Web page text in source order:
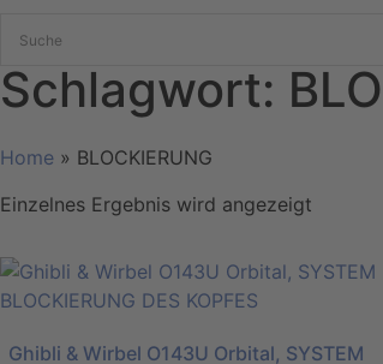
Schlagwort:
Home » BLOCKIERUNG
Einzelnes Ergebnis wird angezeigt
Ghibli & Wirbel O143U Orbital, SYSTEM